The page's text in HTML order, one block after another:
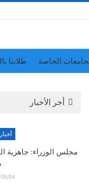
الخاصة طلابنا
أخر الأخبار
مجلس الوزراء: جاهزية
04